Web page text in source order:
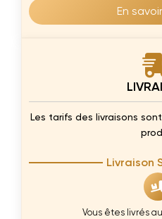
En
Les tarifs des livraisons
Livraison
Vous êtes livrés